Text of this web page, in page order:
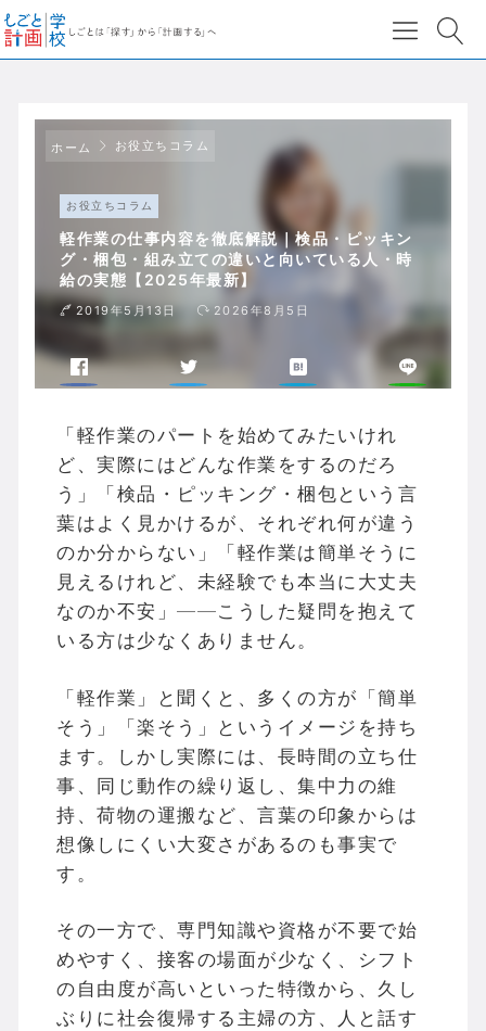
ホーム お役立ちコラム
お役立ちコラム
軽作業の仕事内容を徹底解説｜検品・ピッキン
グ・梱包・組み立ての違いと向いている人・時
給の実態【2025年最新】
2019年5月13日 2026年8月5日
「軽作業のパートを始めてみたいけれ
ど、実際にはどんな作業をするのだろ
う」「検品・ピッキング・梱包という言
葉はよく見かけるが、それぞれ何が違う
のか分からない」「軽作業は簡単そうに
見えるけれど、未経験でも本当に大丈夫
なのか不安」——こうした疑問を抱えて
いる方は少なくありません。
「軽作業」と聞くと、多くの方が「簡単
そう」「楽そう」というイメージを持ち
ます。しかし実際には、長時間の立ち仕
事、同じ動作の繰り返し、集中力の維
持、荷物の運搬など、言葉の印象からは
想像しにくい大変さがあるのも事実で
す。
その一方で、専門知識や資格が不要で始
めやすく、接客の場面が少なく、シフト
の自由度が高いといった特徴から、久し
ぶりに社会復帰する主婦の方、人と話す